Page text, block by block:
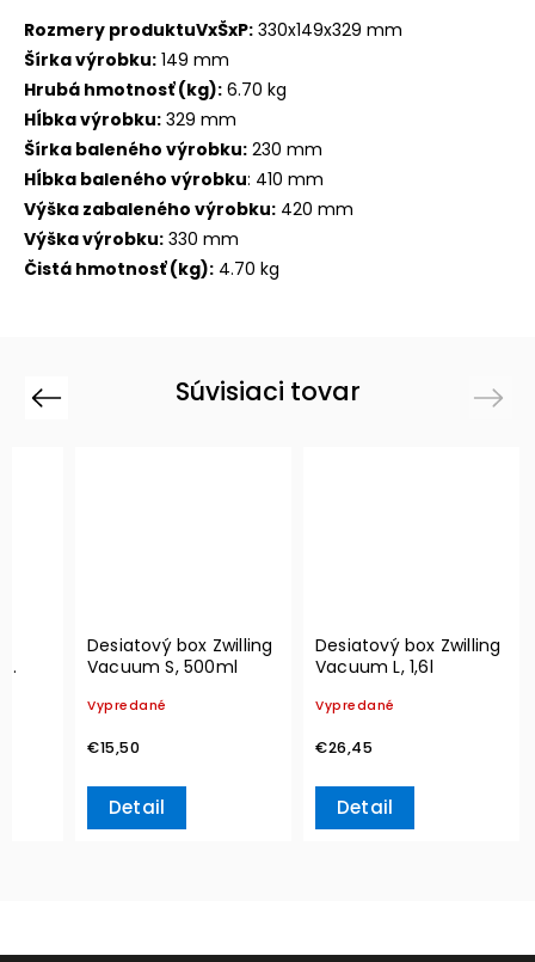
Rozmery produktuVxŠxP: 330x149x329 mm
Šírka výrobku: 149 mm
Hrubá hmotnosť (kg): 6.70 kg
Hĺbka výrobku: 329 mm
Šírka baleného výrobku: 230 mm
Hĺbka baleného výrobku: 410 mm
Výška zabaleného výrobku: 420 mm
Výška výrobku: 330 mm
Čistá hmotnosť (kg): 4.70 kg
Súvisiaci tovar
Previous
Desiatový box Zwilling
Vacuum S, 500ml
Vypredané
€15,50
Detail
Desiatový box Zwilling
Vacuum L, 1,6l
Vypredané
€26,45
Detail
Next